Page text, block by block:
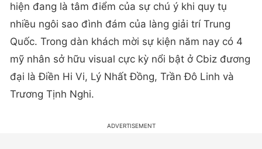
hiện đang là tâm điểm của sự chú ý khi quy tụ
nhiều ngôi sao đình đám của làng giải trí Trung
Quốc. Trong dàn khách mời sự kiện năm nay có 4
mỹ nhân sở hữu visual cực kỳ nổi bật ở Cbiz đương
đại là Điền Hi Vi, Lý Nhất Đồng, Trần Đô Linh và
Trương Tịnh Nghi.